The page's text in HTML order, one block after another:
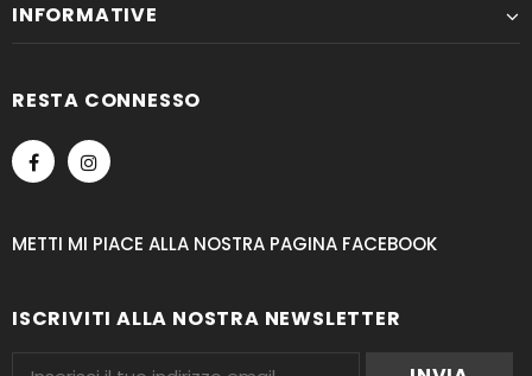
INFORMATIVE
RESTA CONNESSO
METTI MI PIACE ALLA NOSTRA PAGINA FACEBOOK
ISCRIVITI ALLA NOSTRA NEWSLETTER